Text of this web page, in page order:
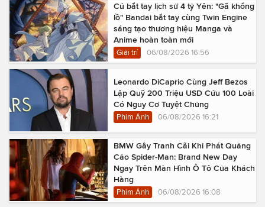
Cú bắt tay lịch sử 4 tỷ Yên: "Gã khổng
lồ" Bandai bắt tay cùng Twin Engine
sáng tạo thương hiệu Manga và
Anime hoàn toàn mới
Giải trí 06/08/2026 16:56
Leonardo DiCaprio Cùng Jeff Bezos
Lập Quỹ 200 Triệu USD Cứu 100 Loài
Có Nguy Cơ Tuyệt Chủng
Phim Ảnh 06/08/2026 16:21
BMW Gây Tranh Cãi Khi Phát Quảng
Cáo Spider-Man: Brand New Day
Ngay Trên Màn Hình Ô Tô Của Khách
Hàng
Phim Ảnh 06/08/2026 16:08